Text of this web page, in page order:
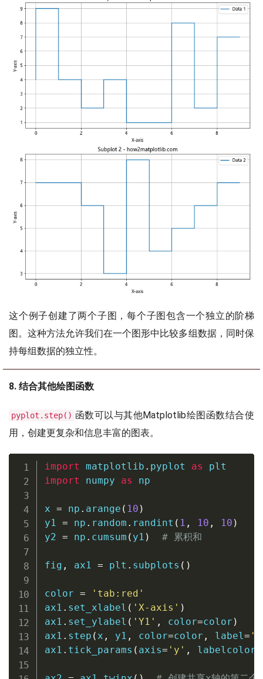
这个例子创建了两个子图，每个子图包含一个独立的阶梯
图。这种方法允许我们在一个图形中比较多组数据，同时保
持每组数据的独立性。
8. 结合其他绘图函数
pyplot.step() 函数可以与其他Matplotlib绘图函数结合使
用，创建更复杂和信息丰富的图表。
import matplotlib . pyplot as
import numpy as np
x = np . arange ( 10 )
y1 = np . random . randint ( 1 , 10 , 10 )
y2 = np . cumsum ( y1 ) # 累积和
fig , ax1 = plt . subplots ( )
color =
'tab:red'
ax1 . set_xlabel ( 'X-axis' )
ax1 . set_ylabel ( 'Y1' , color=color )
ax1 . step ( x , y1 , color=color , label=
ax1 . tick_params ( axis= 'y' , labelcolor